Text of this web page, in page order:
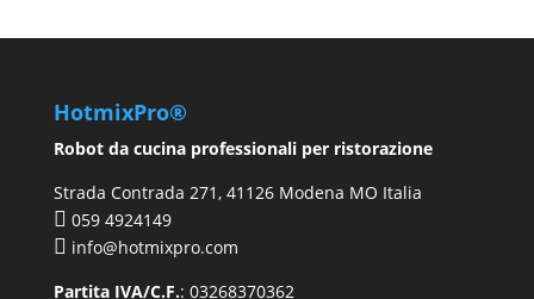
HotmixPro®
Robot da cucina professionali per ristorazione
Strada Contrada 271, 41126 Modena MO Italia
059 4924149
info@hotmixpro.com
Partita IVA/C.F.: 03268370362